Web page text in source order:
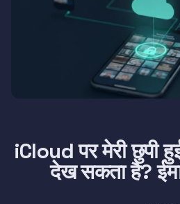
iCloud पर मेरी छुपी
देख सकता है?